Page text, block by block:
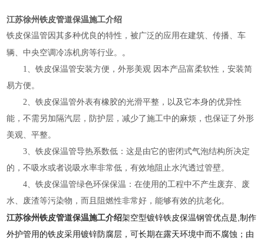
江苏徐州铁皮管道保温施工介绍
铁皮保温管因其多种优良的特性，被广泛的应用在建筑、传播、车
辆、中央空调冷冻机房等行业。
。
1、铁皮保温管安装方便，外形美观 因本产品富柔软性，安装简
易方便。
2、铁皮保温管外表有橡胶的光滑平整，以及它本身的优异性
能，不需另加隔汽层，防护层，减少了施工中的麻烦，也保证了外形
美观、平整。
3、铁皮保温管导热系数低：这是由它的密闭式气泡结构所决定
的，不吸水或者说吸水率非常低，有效地阻止水汽透过管壁。
4、铁皮保温管绿色环保保温：在使用的工程中不产生废弃、废
水、废渣等污染物，而且阻燃性非常好，能够有效的抗老化。
江苏徐州铁皮管道保温施工介绍架空型镀锌铁皮保温钢管优点是,制作
外护管用的铁皮采用镀锌防腐层，可长期在露天环境中而不腐蚀；由